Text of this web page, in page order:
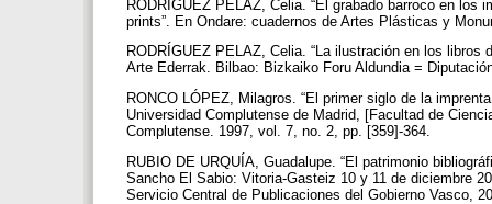
RODRÍGUEZ PELAZ, Celia. “El grabado barroco en los
prints”. En Ondare: cuadernos de Artes Plásticas y
RODRÍGUEZ PELAZ, Celia. “La ilustración en los
Arte Ederrak. Bilbao: Bizkaiko Foru Aldundia =
RONCO LÓPEZ, Milagros. “El primer siglo de la
Universidad Complutense de Madrid, [Facultad de
Complutense. 1997, vol. 7, no. 2, pp. [359]-364.
RUBIO DE URQUÍA, Guadalupe. “El patrimonio
Sancho El Sabio: Vitoria-Gasteiz 10 y 11 de diciembre
Servicio Central de Publicaciones del Gobierno Vasco,